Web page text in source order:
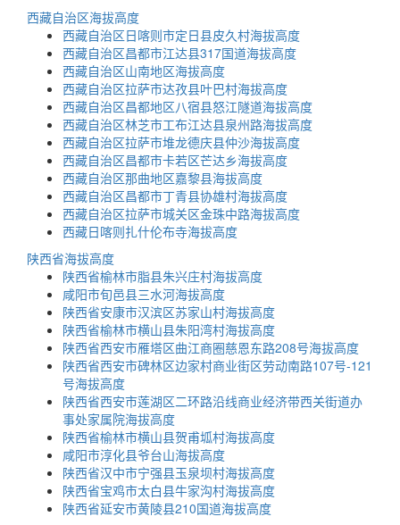
西藏自治区海拔高度
西藏自治区日喀则市定日县皮久村海拔高度
西藏自治区昌都市江达县317国道海拔高度
西藏自治区山南地区海拔高度
西藏自治区拉萨市达孜县叶巴村海拔高度
西藏自治区昌都地区八宿县怒江隧道海拔高度
西藏自治区林芝市工布江达县泉州路海拔高度
西藏自治区拉萨市堆龙德庆县仲沙海拔高度
西藏自治区昌都市卡若区芒达乡海拔高度
西藏自治区那曲地区嘉黎县海拔高度
西藏自治区昌都市丁青县协雄村海拔高度
西藏自治区拉萨市城关区金珠中路海拔高度
西藏日喀则扎什伦布寺海拔高度
陕西省海拔高度
陕西省榆林市脂县朱兴庄村海拔高度
咸阳市旬邑县三水河海拔高度
陕西省安康市汉滨区苏家山村海拔高度
陕西省榆林市横山县朱阳湾村海拔高度
陕西省西安市雁塔区曲江商圈慈恩东路208号海拔高度
陕西省西安市碑林区边家村商业街区劳动南路107号-121
号海拔高度
陕西省西安市莲湖区二环路沿线商业经济带西关街道办
事处家属院海拔高度
陕西省榆林市横山县贺甫坬村海拔高度
咸阳市淳化县爷台山海拔高度
陕西省汉中市宁强县玉泉坝村海拔高度
陕西省宝鸡市太白县牛家沟村海拔高度
陕西省延安市黄陵县210国道海拔高度